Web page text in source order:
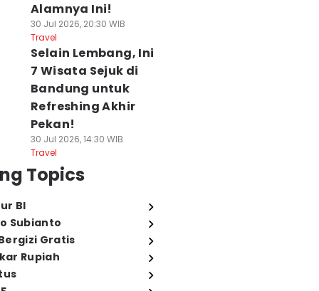
Alamnya Ini!
30 Jul 2026, 20:30 WIB
Travel
Selain Lembang, Ini
7 Wisata Sejuk di
Bandung untuk
Refreshing Akhir
Pekan!
30 Jul 2026, 14:30 WIB
Travel
Topics
BI
Subianto
Gratis
Rupiah